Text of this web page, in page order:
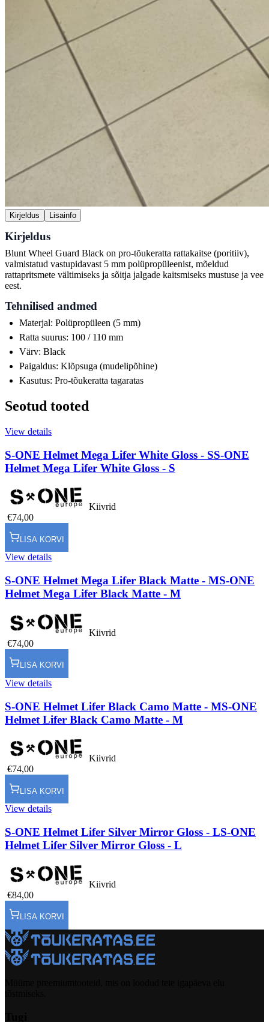
Kirjeldus Lisainfo
Kirjeldus
Blunt Wheel Guard Black on pro-tõukeratta rattakaitse (poritiiv),
valmistatud vastupidavast 5 mm polüpropüleenist, mõeldud
rattapritsmete vältimiseks ja sõitja jalgade kaitsmiseks mustuse ja vee
eest.
Tehnilised andmed
Materjal: Polüpropüleen (5 mm)
Ratta suurus: 100 / 110 mm
Värv: Black
Paigaldus: Klõpsuga (mudelipõhine)
Kasutus: Pro-tõukeratta tagaratas
Seotud tooted
View details
S-ONE Helmet Mega Lifer White Gloss - SS-ONE
Helmet Mega Lifer White Gloss - S
Kiivrid
€74,00
LISA KORVI
View details
S-ONE Helmet Mega Lifer Black Matte - MS-ONE
Helmet Mega Lifer Black Matte - M
Kiivrid
€74,00
LISA KORVI
View details
S-ONE Helmet Lifer Black Camo Matte - MS-ONE
Helmet Lifer Black Camo Matte - M
Kiivrid
€74,00
LISA KORVI
View details
S-ONE Helmet Lifer Silver Mirror Gloss - LS-ONE
Helmet Lifer Silver Mirror Gloss - L
Kiivrid
€84,00
LISA KORVI